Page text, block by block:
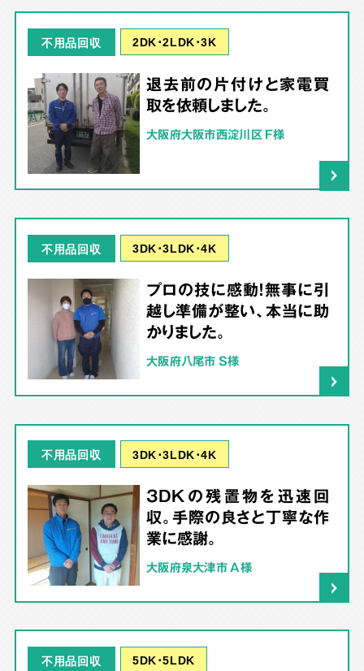
不用品回収 2DK･2LDK･3K
退去前の片付けと家電買
取を依頼しました。
大阪府大阪市西淀川区 F様
不用品回収 3DK･3LDK･4K
プロの技に感動！無事に引
越し準備が整い、本当に助
かりました。
大阪府八尾市 S様
不用品回収 3DK･3LDK･4K
3DKの残置物を迅速回
収。手際の良さと丁寧な作
業に感謝。
大阪府泉大津市 A様
不用品回収 5DK･5LDK